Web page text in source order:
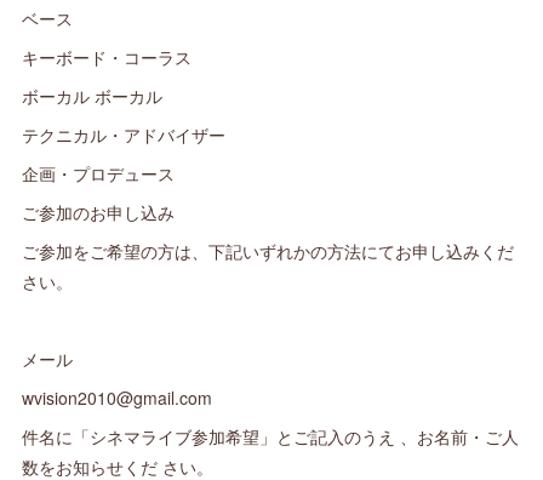
ベース
キーボード・コーラス
ボーカル ボーカル
テクニカル・アドバイザー
企画・プロデュース
ご参加のお申し込み
ご参加をご希望の方は、下記いずれかの方法にてお申し込みくだ
さい。
メール
wvision2010@gmail.com
件名に「シネマライブ参加希望」とご記入のうえ 、お名前・ご人
数をお知らせくだ さい。